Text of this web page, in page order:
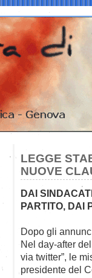
LEGGE
NUOVE
DAI
PARTITO, DAI
Dopo gli
Nel day-after
via twitter”, le
presidente del